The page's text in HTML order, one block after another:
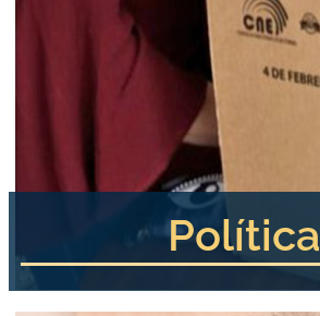
Política